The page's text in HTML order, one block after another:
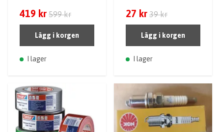
419 kr 599 kr
Lägg i korgen
I lager
27 kr 39 kr
Lägg i korgen
I lager